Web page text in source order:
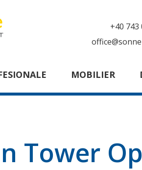
+40 743
MOBILIER
Tower